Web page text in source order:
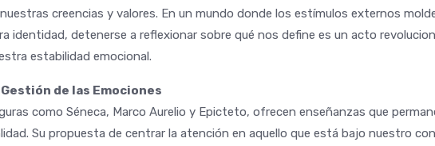
creencias y valores. En un mundo donde los estímulos externos
identidad, detenerse a reflexionar sobre qué nos define es un acto
estabilidad emocional.
de las Emociones
como Séneca, Marco Aurelio y Epicteto, ofrecen enseñanzas que
Su propuesta de centrar la atención en aquello que está bajo nuestro